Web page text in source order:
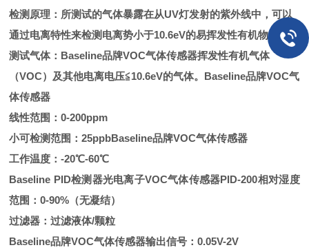
检测原理：所测试的气体暴露在从UV灯发射的紫外线中，可以
通过电离特性来检测电离势小于10.6eV的易挥发性有机物。
测试气体：Baseline品牌VOC气体传感器挥发性有机气体
（VOC）及其他电离电压≦10.6eV的气体。Baseline品牌VOC气
体传感器
线性范围：0-200ppm
小可检测范围：25ppbBaseline品牌VOC气体传感器
工作温度：-20℃-60℃
Baseline PID检测器光电离子VOC气体传感器PID-200相对湿度
范围：0-90%（无凝结）
过滤器：过滤液体/颗粒
Baseline品牌VOC气体传感器输出信号：0.05V-2V